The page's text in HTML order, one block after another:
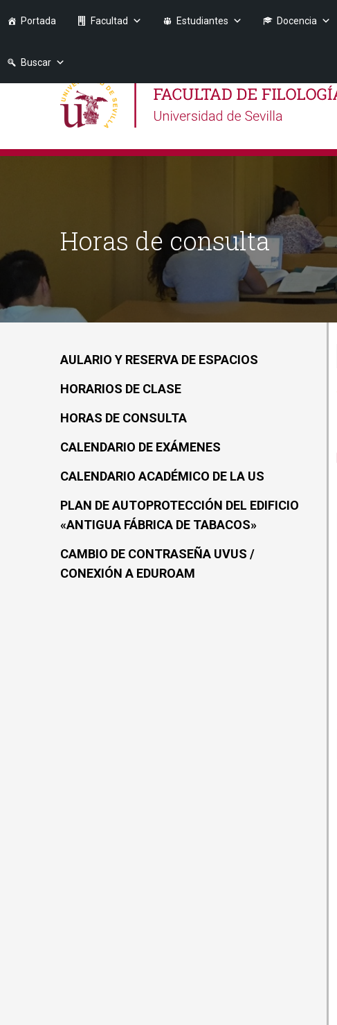
Portada Facultad Estudiantes Docencia
Buscar
Horas de consulta
AULARIO Y RESERVA DE ESPACIOS
HORARIOS DE CLASE
HORAS DE CONSULTA
CALENDARIO DE EXÁMENES
CALENDARIO ACADÉMICO DE LA US
PLAN DE AUTOPROTECCIÓN DEL EDIFICIO
«ANTIGUA FÁBRICA DE TABACOS»
CAMBIO DE CONTRASEÑA UVUS /
CONEXIÓN A EDUROAM